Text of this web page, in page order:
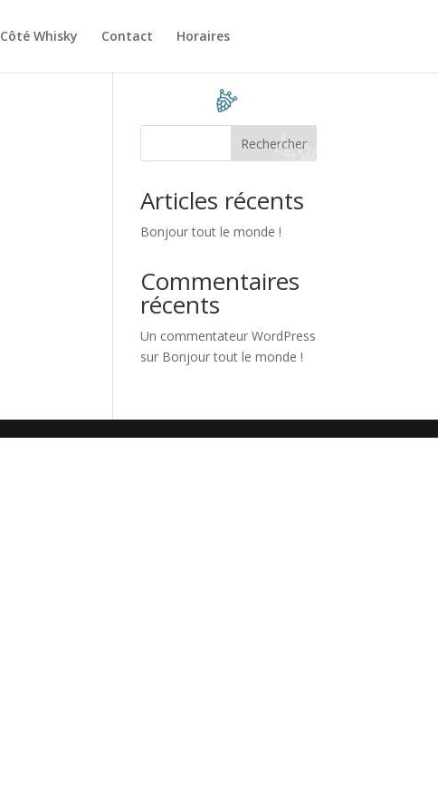
Côté Whisky Contact Horaires
Rechercher
Articles récents
Bonjour tout le monde !
Commentaires
récents
Un commentateur WordPress
sur Bonjour tout le monde !